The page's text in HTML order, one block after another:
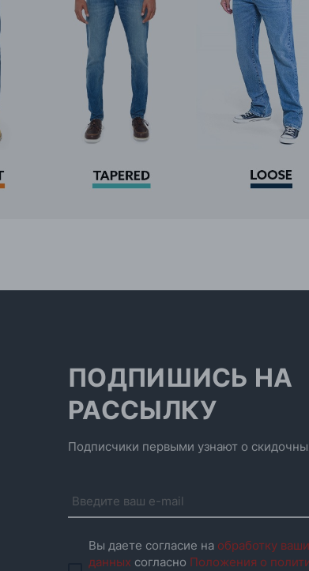
ПОДПИШИСЬ НА
РАССЫЛКУ
Подписчики первыми узнают о
Вы даете согласие на обработку
данных согласно Положения о